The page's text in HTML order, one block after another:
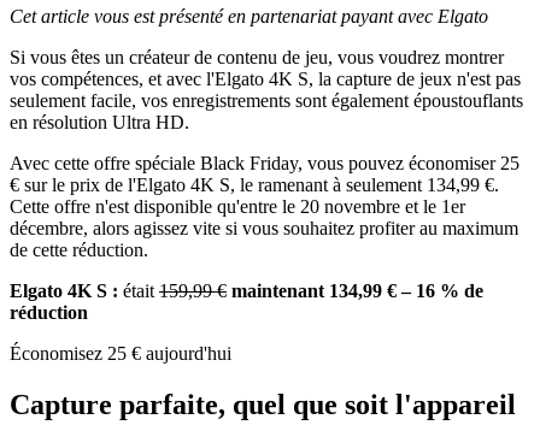
Cet article vous est présenté en partenariat payant avec Elgato
Si vous êtes un créateur de contenu de jeu, vous voudrez montrer
vos compétences, et avec l'Elgato 4K S, la capture de jeux n'est pas
seulement facile, vos enregistrements sont également époustouflants
en résolution Ultra HD.
Avec cette offre spéciale Black Friday, vous pouvez économiser 25
€ sur le prix de l'Elgato 4K S, le ramenant à seulement 134,99 €.
Cette offre n'est disponible qu'entre le 20 novembre et le 1er
décembre, alors agissez vite si vous souhaitez profiter au maximum
de cette réduction.
Elgato 4K S : était 159,99 € maintenant 134,99 € – 16 % de
réduction
Économisez 25 € aujourd'hui
Capture parfaite, quel que soit l'appareil